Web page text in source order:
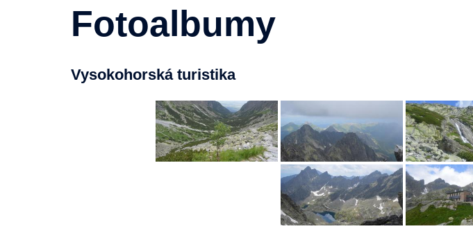
Fotoalbumy
Vysokohorská turistika